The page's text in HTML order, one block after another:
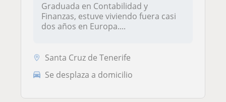
Graduada en Contabilidad y
Finanzas, estuve viviendo fuera casi
dos años en Europa....
Santa Cruz de Tenerife
Se desplaza a domicilio